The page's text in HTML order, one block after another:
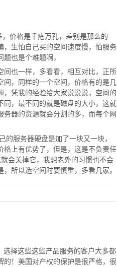
价格是千疮万孔，差别是那么的
，生怕自己买的空间速度慢，怕服务
也是个难题啊，
间也一样，多看看，相互对比，正所
间，同样的一个空间，价格有的是几
凭我的经验给大家说说说，空间的
同，最不同的就是磁盘的大小，这就
器的资源就会分割的多，而每个网
服务器硬盘是加了一块又一块，
格上有优势了，但是，这是不负责任
会关掉它，我想老外的习惯也不会
所以选空间时要慎重，多看几家。
择这些这些产品服务的客户大多都
！美国对产权的保护是很严格，很